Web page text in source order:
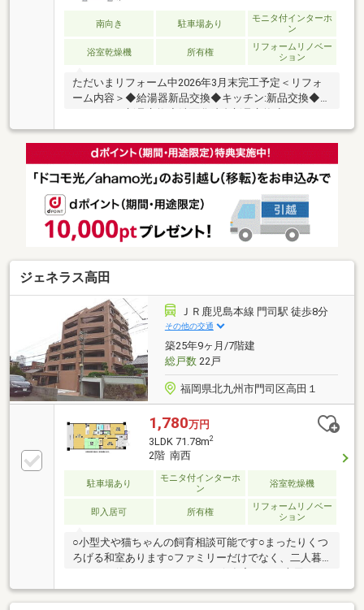
南向き 駐車場あり
モニタ付インターホ
ン
浴室乾燥機 所有権
リフォームリノベー
ション
ただいまリフォーム中2026年3月末完工予定＜リフォ
ーム内容＞◆給湯器新品交換◆キッチン:新品交換◆ユ
便器新品交換、床クッションフロア張替え◆全室：
壁・天井クロス貼り替え◆洋室：床フローリング直貼
◆玄関ドア鍵交換◆室内クリーニング
ジェネラス高田
ＪＲ鹿児島本線 門司駅 徒歩8分
その他の交通
築25年9ヶ月/7階建
総戸数22戸
福岡県北九州市門司区高田１
1,780万円
3LDK 71.78m2
2階 南西
駐車場あり
モニタ付インターホ
ン
浴室乾燥機
即入居可 所有権
リフォームリノベー
ション
○小型犬や猫ちゃんの飼育相談可能です○まったりくつ
ろげる和室あります○ファミリーだけでなく、二人暮
ムを確保したい方にもオススメです○インターネット
光ファイバー対応！○閑静な住宅街にある落ち着いた